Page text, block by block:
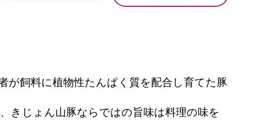
が飼料に植物性たんぱく質を配合し育てた豚
きじょん山豚ならではの旨味は料理の味を